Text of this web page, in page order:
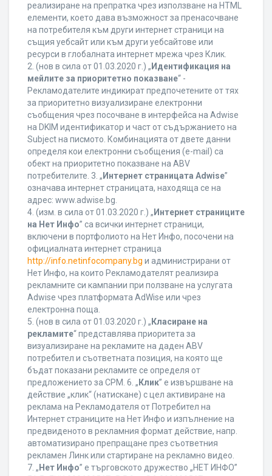
реализиране на препратка чрез използване на HTML
елементи, което дава възможност за пренасочване
на потребителя към други интернет страници на
същия уебсайт или към други уебсайтове или
ресурси в глобалната интернет мрежа чрез Клик.
2. (нов в сила от 01.03.2020 г.) „ Идентификация на
мейлите за приоритетно показване“ -
Рекламодателите индикират предпочетените от тях
за приоритетно визуализиране електронни
съобщения чрез посочване в интерфейса на Adwise
на DKIM идентификатор и част от съдържанието на
Subject на писмото. Комбинацията от двете данни
определя кои електронни съобщения (e-mail) са
обект на приоритетно показване на ABV
потребителите. 3. „ Интернет страницата Adwise”
означава интернет страницата, находяща се на
адрес: www.adwise.bg.
4. (изм. в сила от 01.03.2020 г.) „ Интернет страниците
на Нет Инфо” са всички интернет страници,
включени в портфолиото на Нет Инфо, посочени на
официалната интернет страница
http://info.netinfocompany.bg и администрирани от
Нет Инфо, на които Рекламодателят реализира
рекламните си кампании при ползване на услугата
Adwise чрез платформата AdWise или чрез
електронна поща.
5. (нов в сила от 01.03.2020 г.) „ Класиране на
рекламите“ представлява приоритета за
визуализиране на рекламите на даден ABV
потребител и съответната позиция, на която ще
бъдат показани рекламите се определя от
предложението за CPM. 6. „ Клик” е извършване на
действие „клик“ (натискане) с цел активиране на
реклама на Рекламодателя от Потребител на
Интернет страниците на Нет Инфо и изпълнение на
предвиденото в рекламния формат действие, напр.
автоматизирано препращане през съответния
рекламен Линк или стартиране на рекламно видео.
7. „ Нет Инфо” е търговското дружество „НЕТ ИНФО”